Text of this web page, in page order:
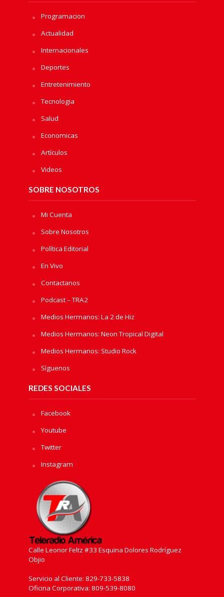
Programacion
Actualidad
Internacionales
Deportes
Entretenimiento
Tecnologia
Salud
Economicas
Artículos
Videos
SOBRE NOSOTROS
Mi Cuenta
Sobre Nosotros
Política Editorial
En Vivo
Contactanos
Podcast – TRA2
Medios Hermanos: La 2 de Hiz
Medios Hermanos: Neon Tropical Digital
Medios Hermanos: Studio Rock
Sìguenos
REDES SOCIALES
Facebook
Youtube
Twitter
Instagram
Calle Leonor Feltz #33 Esquina Dolores Rodríguez
Objio
Servicio al Cliente: 829-733-5838
Oficina Corporativa: 809-539-8080